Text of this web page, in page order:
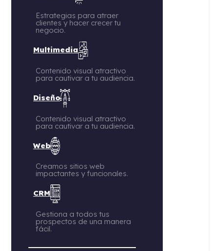
Estrategias para atraer
clientes y hacer crecer tu
negocio.
Multimedia
Contenido visual atractivo
para cautivar a tu audiencia.
Diseño
Contenido visual atractivo
para cautivar a tu audiencia.
Web
Creamos sitios web
impactantes y funcionales.
CRM
Gestiona a todos tus
prospectos de una manera
fácil.